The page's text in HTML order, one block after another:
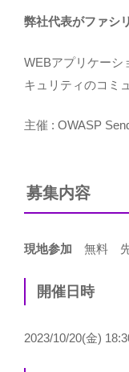
弊社代表がファシ
WEBアプリケーシ
キュリティのコミ
主催 : OWASP
募集内容
現地参加 無料
開催日時
2023/10/20(金)